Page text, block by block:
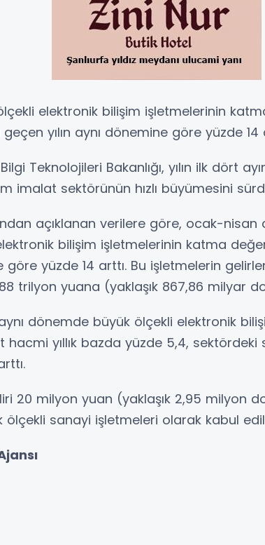
elektronik bilişim işletmelerinin
yılın aynı dönemine göre yüzde 14
Teknolojileri Bakanlığı, yılın ilk dört
imalat sektörünün hızlı büyümesini
açıklanan verilere göre, ocak-nisan
bilişim işletmelerinin katma
göre yüzde 14 arttı. Bu işletmelerin
trilyon yuana (yaklaşık 867,86 milyar
dönemde büyük ölçekli elektronik
yıllık bazda yüzde 5,4, sektördeki
20 milyon yuan (yaklaşık 2,95 milyon
ölçekli sanayi işletmeleri olarak kabul